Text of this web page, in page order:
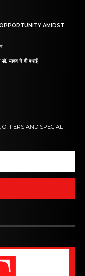
OPPORTUNITY AMIDST
डॉ. यादव ने दी बधाई
AND SPECIAL